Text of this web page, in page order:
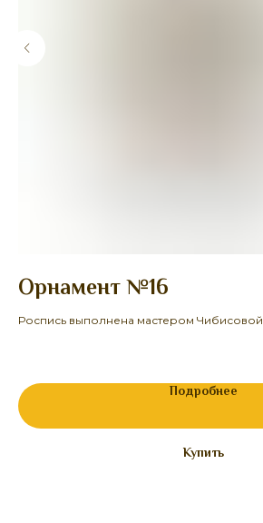
Орнамент №16
Роспись выполнена мастером Чибисовой
Подробнее
Купить